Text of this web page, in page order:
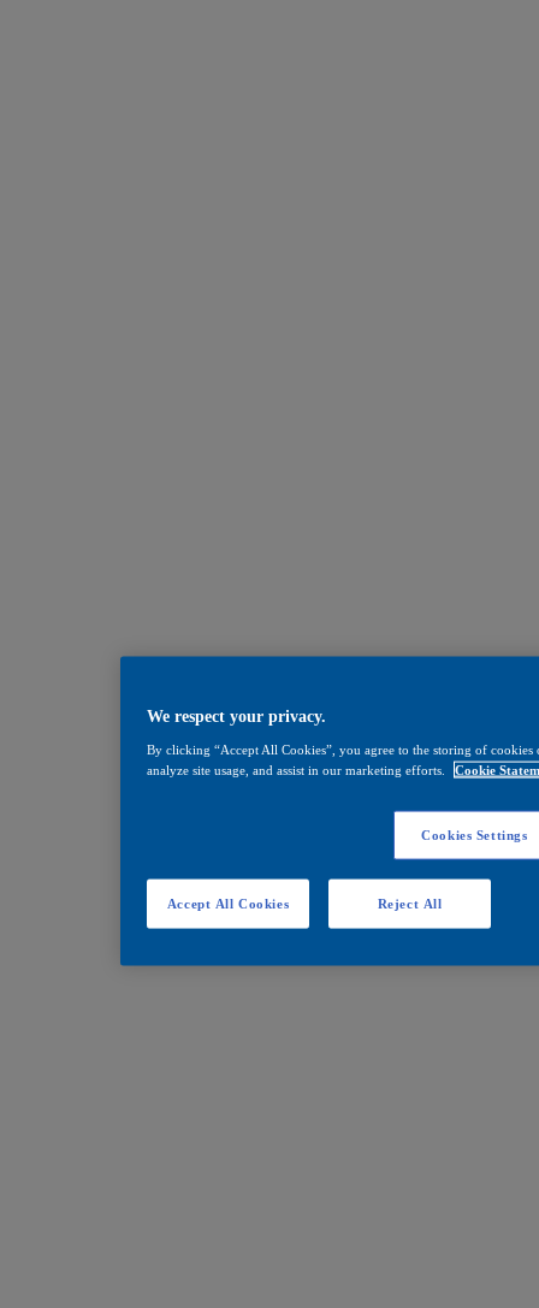
We respect your privacy.
By clicking “Accept All Cookies”, you agree to the storing of
analyze site usage, and assist in our marketing efforts.
Cookie
Cookies Settings
Reject All
Accept All Cookies